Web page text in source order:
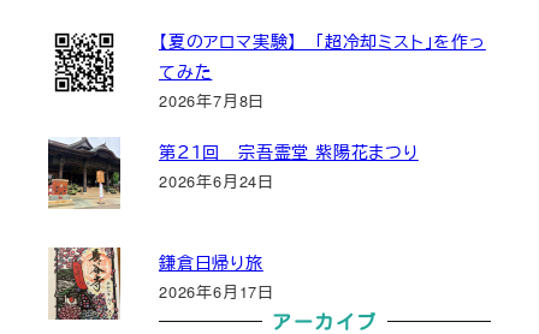
【夏のアロマ実験】 「超冷却ミスト」を作っ
てみた
2026年7月8日
第２１回 宗吾霊堂 紫陽花まつり
2026年6月24日
鎌倉日帰り旅
2026年6月17日
アーカイブ